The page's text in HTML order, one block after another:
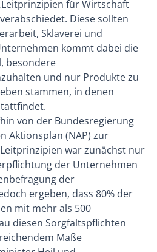
für Wirtschaft
Diese sollten
Sklaverei und
kommt dabei die
besondere
und nur Produkte zu
stammen, in denen
von der Bundesregierung
Aktionsplan (NAP) zur
war zunächst nur
der Unternehmen
der
ergeben, dass 80% der
mit mehr als 500
diesen Sorgfaltspflichten
Maße